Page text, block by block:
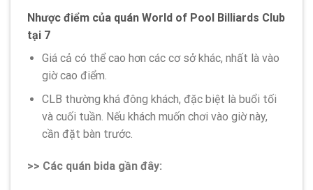
Nhược điểm của quán World of Pool Billiards Club
tại 7
Giá cả có thể cao hơn các cơ sở khác, nhất là vào
giờ cao điểm.
CLB thường khá đông khách, đặc biệt là buổi tối
và cuối tuần. Nếu khách muốn chơi vào giờ này,
cần đặt bàn trước.
>> Các quán bida gần đây: